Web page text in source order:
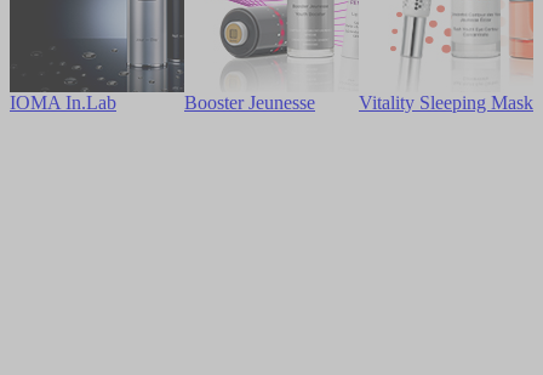
IOMA In.Lab Booster Jeunesse Vitality Sleeping Mask